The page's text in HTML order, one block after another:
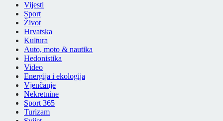
Vijesti
Sport
Život
Hrvatska
Kultura
Auto, moto & nautika
Hedonistika
Video
Energija i ekologija
Vjenčanje
Nekretnine
Sport 365
Turizam